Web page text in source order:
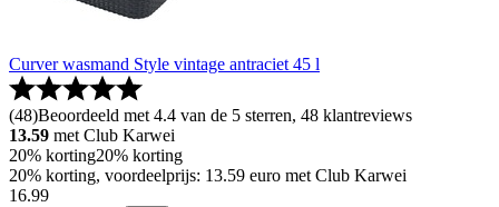
Curver wasmand Style vintage antraciet 45 l
(48)Beoordeeld met 4.4 van de 5 sterren, 48 klantreviews
13.59 met Club Karwei
20% korting20% korting
20% korting, voordeelprijs: 13.59 euro met Club Karwei
16.99